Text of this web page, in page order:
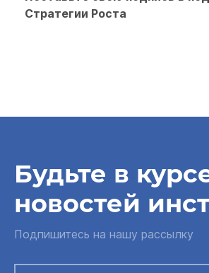
Стратегии Роста
Будьте в
новостей
Подпишитесь на нашу рассылку